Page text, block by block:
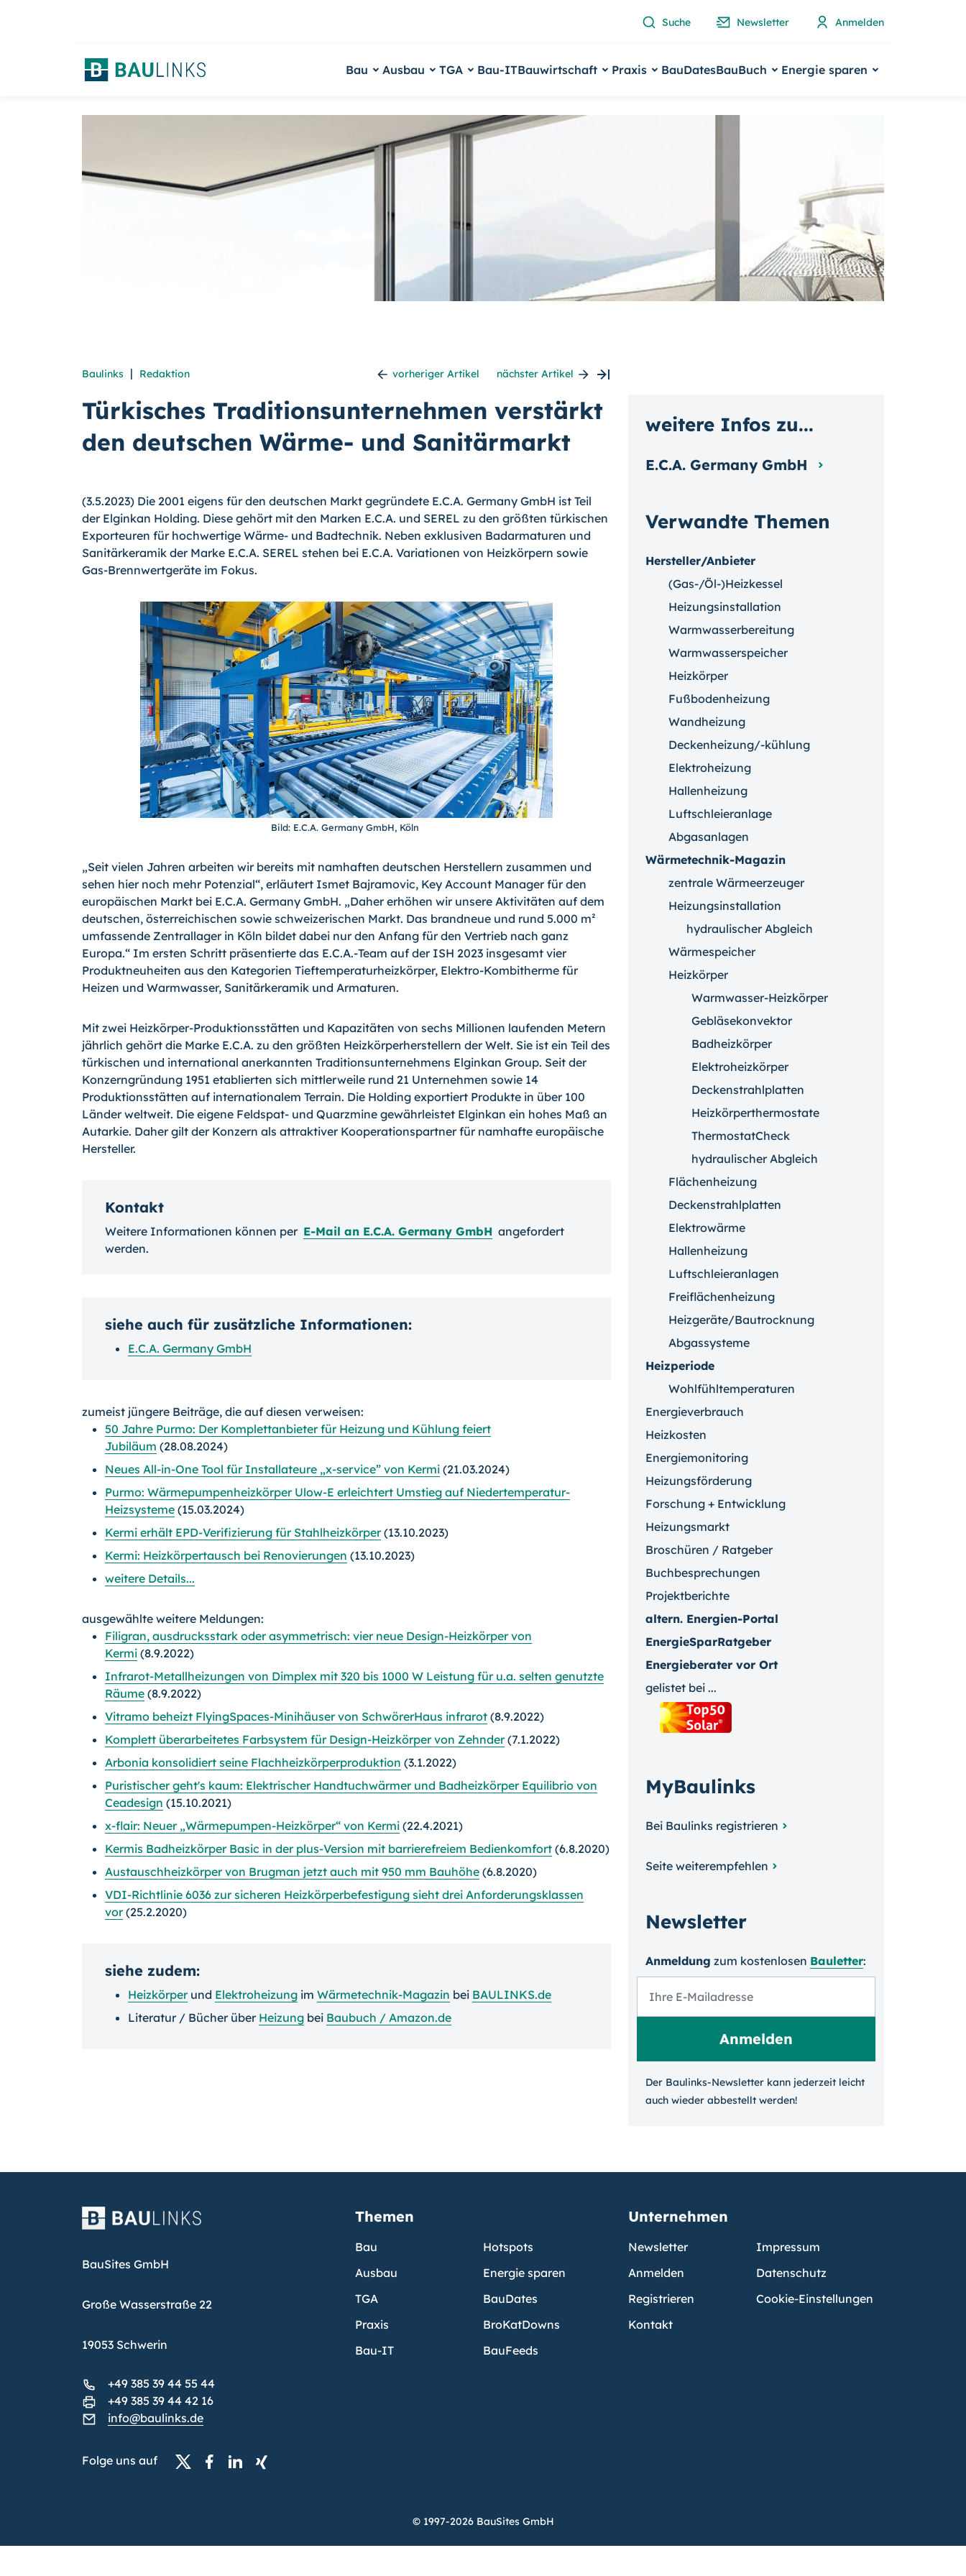
Suche Newsletter Anmelden
Bau Ausbau TGA Bau-ITBauwirtschaft Praxis BauDatesBauBuch Energie sparen
Baulinks | Redaktion vorheriger Artikel nächster Artikel
Türkisches Traditionsunternehmen verstärkt
den deutschen Wärme- und Sanitärmarkt
(3.5.2023) Die 2001 eigens für den deutschen Markt gegründete E.C.A. Germany GmbH ist Teil
der Elginkan Holding. Diese gehört mit den Marken E.C.A. und SEREL zu den größten türkischen
Exporteuren für hochwertige Wärme- und Badtechnik. Neben exklusiven Badarmaturen und
Sanitärkeramik der Marke E.C.A. SEREL stehen bei E.C.A. Variationen von Heizkörpern sowie
Gas-Brennwertgeräte im Fokus.
Bild: E.C.A. Germany GmbH, Köln
„Seit vielen Jahren arbeiten wir bereits mit namhaften deutschen Herstellern zusammen und
sehen hier noch mehr Potenzial“, erläutert Ismet Bajramovic, Key Account Manager für den
europäischen Markt bei E.C.A. Germany GmbH. „Daher erhöhen wir unsere Aktivitäten auf dem
deutschen, österreichischen sowie schweizerischen Markt. Das brandneue und rund 5.000 m²
umfassende Zentrallager in Köln bildet dabei nur den Anfang für den Vertrieb nach ganz
Europa.“ Im ersten Schritt präsentierte das E.C.A.-Team auf der ISH 2023 insgesamt vier
Produktneuheiten aus den Kategorien Tieftemperaturheizkörper, Elektro-Kombitherme für
Heizen und Warmwasser, Sanitärkeramik und Armaturen.
Mit zwei Heizkörper-Produktionsstätten und Kapazitäten von sechs Millionen laufenden Metern
jährlich gehört die Marke E.C.A. zu den größten Heizkörperherstellern der Welt. Sie ist ein Teil des
türkischen und international anerkannten Traditionsunternehmens Elginkan Group. Seit der
Konzerngründung 1951 etablierten sich mittlerweile rund 21 Unternehmen sowie 14
Produktionsstätten auf internationalem Terrain. Die Holding exportiert Produkte in über 100
Länder weltweit. Die eigene Feldspat- und Quarzmine gewährleistet Elginkan ein hohes Maß an
Autarkie. Daher gilt der Konzern als attraktiver Kooperationspartner für namhafte europäische
Hersteller.
Kontakt
Weitere Informationen können per E-Mail an E.C.A. Germany GmbH angefordert
werden.
siehe auch für zusätzliche Informationen:
E.C.A. Germany GmbH
zumeist jüngere Beiträge, die auf diesen verweisen:
50 Jahre Purmo: Der Komplettanbieter für Heizung und Kühlung feiert
Jubiläum (28.08.2024)
Neues All-in-One Tool für Installateure „x-service” von Kermi (21.03.2024)
Purmo: Wärmepumpenheizkörper Ulow-E erleichtert Umstieg auf Niedertemperatur-
Heizsysteme (15.03.2024)
Kermi erhält EPD-Verifizierung für Stahlheizkörper(13.10.2023)
Kermi: Heizkörpertausch bei Renovierungen (13.10.2023)
weitere Details...
ausgewählte weitere Meldungen:
Filigran, ausdrucksstark oder asymmetrisch: vier neue Design-Heizkörper von
Kermi (8.9.2022)
Infrarot-Metallheizungen von Dimplex mit 320 bis 1000 W Leistung für u.a. selten genutzte
Räume (8.9.2022)
Vitramo beheizt FlyingSpaces-Minihäuser von SchwörerHaus infrarot (8.9.2022)
Komplett überarbeitetes Farbsystem für Design-Heizkörper von Zehnder(7.1.2022)
Arbonia konsolidiert seine Flachheizkörperproduktion (3.1.2022)
Puristischer geht's kaum: Elektrischer Handtuchwärmer und Badheizkörper Equilibrio von
Ceadesign (15.10.2021)
x-flair: Neuer „Wärmepumpen-Heizkörper“ von Kermi (22.4.2021)
Kermis Badheizkörper Basic in der plus-Version mit barrierefreiem Bedienkomfort (6.8.2020)
Austauschheizkörper von Brugman jetzt auch mit 950 mm Bauhöhe (6.8.2020)
VDI-Richtlinie 6036 zur sicheren Heizkörperbefestigung sieht drei Anforderungsklassen
vor(25.2.2020)
siehe zudem:
Heizkörperund Elektroheizung im Wärmetechnik-Magazin bei BAULINKS.de
Literatur / Bücher über Heizung bei Baubuch / Amazon.de
Verwandte Themen
Hersteller/Anbieter
(Gas-/Öl-)Heizkessel
Heizungsinstallation
Warmwasserbereitung
Warmwasserspeicher
Heizkörper
Fußbodenheizung
Wandheizung
Deckenheizung/-kühlung
Elektroheizung
Hallenheizung
Luftschleieranlage
Abgasanlagen
Wärmetechnik-Magazin
zentrale Wärmeerzeuger
Heizungsinstallation
hydraulischer Abgleich
Wärmespeicher
Heizkörper
Warmwasser-Heizkörper
Gebläsekonvektor
Badheizkörper
Elektroheizkörper
Deckenstrahlplatten
Heizkörperthermostate
ThermostatCheck
hydraulischer Abgleich
Flächenheizung
Deckenstrahlplatten
Elektrowärme
Hallenheizung
Luftschleieranlagen
Freiflächenheizung
Heizgeräte/Bautrocknung
Abgassysteme
Heizperiode
Wohlfühltemperaturen
Energieverbrauch
Heizkosten
Energiemonitoring
Heizungsförderung
Forschung + Entwicklung
Heizungsmarkt
Broschüren / Ratgeber
Buchbesprechungen
Projektberichte
altern. Energien-Portal
EnergieSparRatgeber
Energieberater vor Ort
gelistet bei ...
MyBaulinks
Bei Baulinks registrieren
Seite weiterempfehlen
Newsletter
Anmeldung zum kosten­losen Bauletter:
Der Baulinks-Newsletter kann jeder­zeit leicht
auch wieder ab­bestellt werden!
weitere Infos zu...
E.C.A. Germany GmbH
BauSites GmbH
Große Wasserstraße 22
19053 Schwerin
+49 385 39 44 55 44
+49 385 39 44 42 16
info@baulinks.de
Folge uns auf
Themen
Bau
Ausbau
TGA
Praxis
Bau-IT
Hotspots
Energie sparen
BauDates
BroKatDowns
BauFeeds
Unternehmen
Newsletter
Anmelden
Registrieren
Kontakt
Impressum
Datenschutz
Cookie-Einstellungen
© 1997-2026 BauSites GmbH